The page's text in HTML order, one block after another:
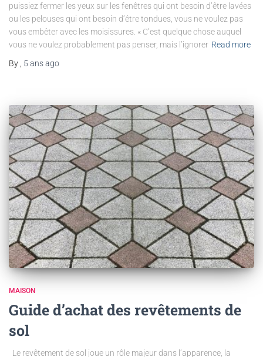
puissiez fermer les yeux sur les fenêtres qui ont besoin d’être lavées
ou les pelouses qui ont besoin d’être tondues, vous ne voulez pas
vous embêter avec les moisissures. « C’est quelque chose auquel
vous ne voulez probablement pas penser, mais l’ignorer Read more
By
5 ansago
MAISON
Guide d’achat des revêtements de
sol
Le revêtement de sol joue un rôle majeur dans l’apparence, la